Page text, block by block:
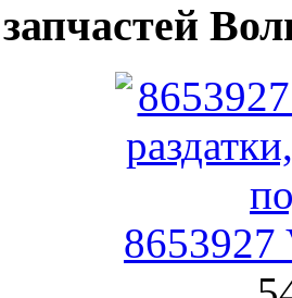
8653927